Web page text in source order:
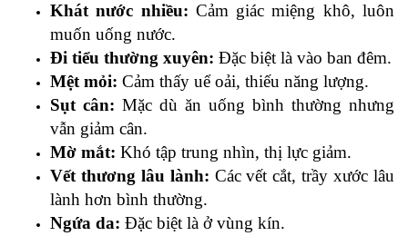
Khát nước nhiều: Cảm giác miệng khô, luôn
muốn uống nước.
Đi tiểu thường xuyên: Đặc biệt là vào ban đêm.
Mệt mỏi: Cảm thấy uể oải, thiếu năng lượng.
Sụt cân: Mặc dù ăn uống bình thường nhưng
vẫn giảm cân.
Mờ mắt: Khó tập trung nhìn, thị lực giảm.
Vết thương lâu lành: Các vết cắt, trầy xước lâu
lành hơn bình thường.
Ngứa da: Đặc biệt là ở vùng kín.